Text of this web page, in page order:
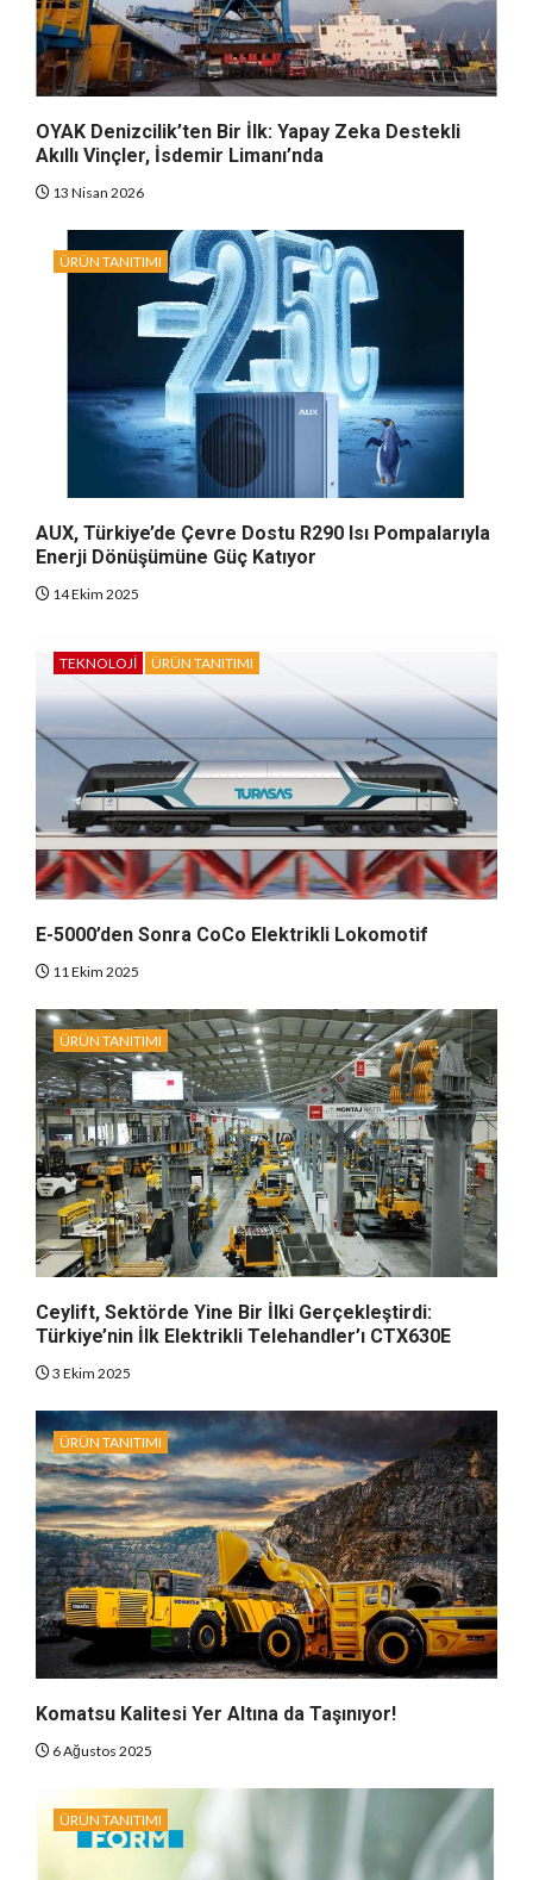
OYAK Denizcilik’ten Bir İlk: Yapay Zeka Destekli
Akıllı Vinçler, İsdemir Limanı’nda
13 Nisan 2026
ÜRÜN TANITIMI
AUX, Türkiye’de Çevre Dostu R290 Isı Pompalarıyla
Enerji Dönüşümüne Güç Katıyor
14 Ekim 2025
TEKNOLOJI ÜRÜN TANITIMI
E-5000’den Sonra CoCo Elektrikli Lokomotif
11 Ekim 2025
ÜRÜN TANITIMI
Ceylift, Sektörde Yine Bir İlki Gerçekleştirdi:
Türkiye’nin İlk Elektrikli Telehandler’ı CTX630E
3 Ekim 2025
ÜRÜN TANITIMI
Komatsu Kalitesi Yer Altına da Taşınıyor!
6 Ağustos 2025
ÜRÜN TANITIMI